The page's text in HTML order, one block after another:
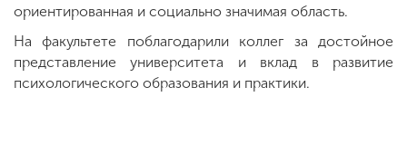
ориентированная и социально значимая область.
На факультете поблагодарили коллег за достойное
представление университета и вклад в развитие
психологического образования и практики.